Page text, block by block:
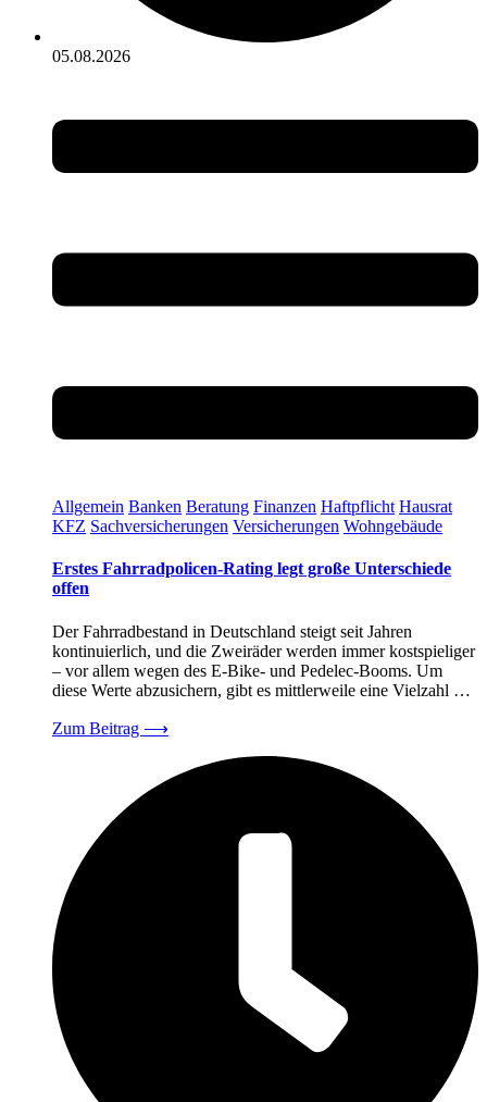
05.08.2026
Allgemein Banken Beratung Finanzen Haftpflicht Hausrat
KFZ Sachversicherungen Versicherungen Wohngebäude
Erstes Fahrradpolicen-Rating legt große Unterschiede
offen
Der Fahrradbestand in Deutschland steigt seit Jahren
kontinuierlich, und die Zweiräder werden immer kostspieliger
– vor allem wegen des E-Bike- und Pedelec-Booms. Um
diese Werte abzusichern, gibt es mittlerweile eine Vielzahl …
Zum Beitrag ⟶